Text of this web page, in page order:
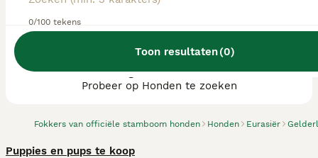
0/100 tekens
Toon resultaten(0)
Fokkers van officiële stamboom honden Honden Eurasiër
We hebben 0 Eurasiër fokkers, Eibergen
gevonden.
Probeer op Honden te zoeken
Puppies en pups te koop